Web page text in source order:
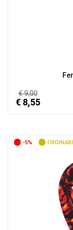
€ 9,00
€ 8,55
-5%